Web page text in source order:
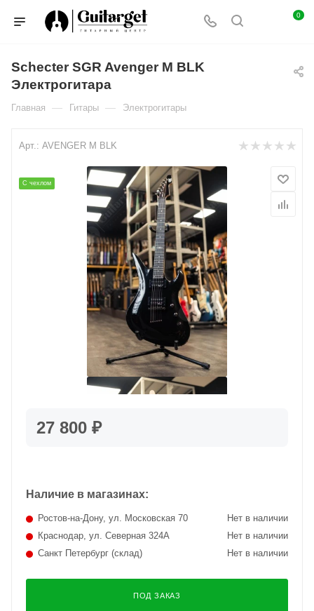
0
Schecter SGR Avenger M BLK
Электрогитара
Главная — Гитары — Электрогитары
Арт.: AVENGER M BLK
С чехлом
27 800 ₽
Наличие в магазинах:
Краснодар, ул. Северная 324А Нет в наличии
Ростов-на-Дону, ул. Московская 70 Нет в наличии
Санкт Петербург (склад) Нет в наличии
ПОД ЗАКАЗ